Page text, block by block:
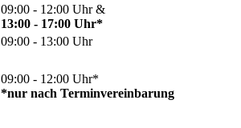
09:00 - 12:00 Uhr &
13:00 - 17:00 Uhr*
09:00 - 13:00 Uhr
09:00 - 12:00 Uhr*
*nur nach Terminvereinbarung